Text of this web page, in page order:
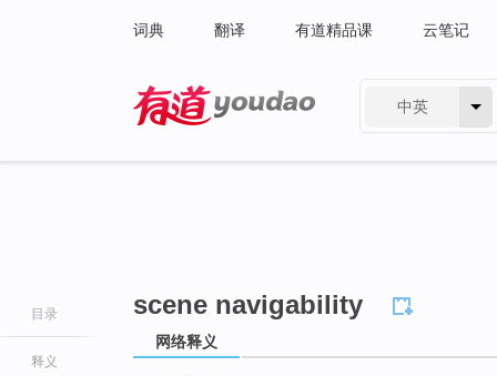
词典 翻译 有道精品课 云笔记
中英
目录
释义
scene navigability
网络释义